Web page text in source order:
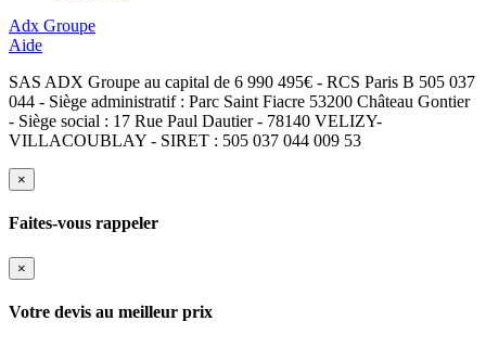
Adx Groupe
Aide
SAS ADX Groupe au capital de 6 990 495€ - RCS Paris B 505 037
044 - Siège administratif : Parc Saint Fiacre 53200 Château Gontier
- Siège social : 17 Rue Paul Dautier - 78140 VELIZY-
VILLACOUBLAY - SIRET : 505 037 044 009 53
×
Faites-vous rappeler
×
Votre devis au meilleur prix